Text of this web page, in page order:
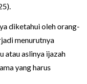
diketahui oleh orang-
menurutnya
atau aslinya ijazah
yang harus